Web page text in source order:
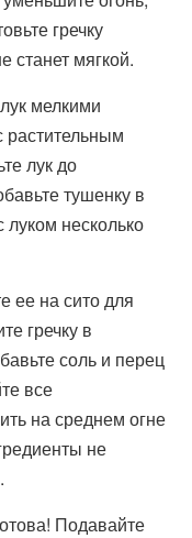
гречку
станет мягкой.
мелкими
растительным
лук до
тушенку в
несколько
ее на сито для
гречку в
соль и перец
все
на среднем огне
не
Подавайте